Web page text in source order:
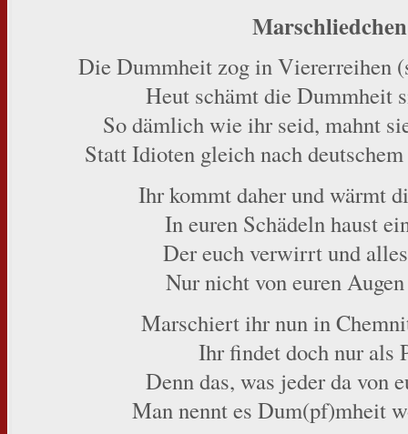
Die Dummheit zog in Viererreihen
Heut schämt die Dummheit
So dämlich wie ihr seid, mahnt
Statt Idioten gleich nach
Ihr kommt daher und wärmt
In euren Schädeln haust
Der euch verwirrt und
Nur nicht von euren
Marschiert ihr nun in
Ihr findet doch nur als
Denn das, was jeder da von
Man nennt es Dum(pf)mheit